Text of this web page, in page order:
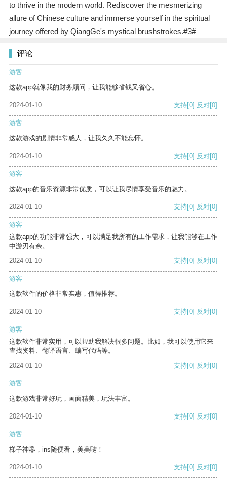
to thrive in the modern world. Rediscover the mesmerizing
allure of Chinese culture and immerse yourself in the spiritual
journey offered by QiangGe's mystical brushstrokes.#3#
评论
游客
这款app就像我的财务顾问，让我能够省钱又省心。
2024-01-10 支持[0] 反对[0]
游客
这款游戏的剧情非常感人，让我久久不能忘怀。
2024-01-10 支持[0] 反对[0]
游客
这款app的音乐资源非常优质，可以让我尽情享受音乐的魅力。
2024-01-10 支持[0] 反对[0]
游客
这款app的功能非常强大，可以满足我所有的工作需求，让我能够在工作
中游刃有余。
2024-01-10
支持[0] 反对[0]
游客
这款软件的价格非常实惠，值得推荐。
2024-01-10 支持[0] 反对[0]
游客
这款软件非常实用，可以帮助我解决很多问题。比如，我可以使用它来
查找资料、翻译语言、编写代码等。
2024-01-10
支持[0] 反对[0]
游客
这款游戏非常好玩，画面精美，玩法丰富。
2024-01-10 支持[0] 反对[0]
游客
梯子神器，ins随便看，美美哒！
2024-01-10 支持[0] 反对[0]